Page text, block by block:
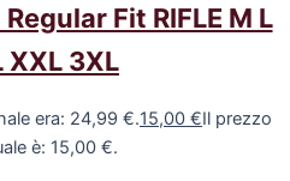
Fit RIFLE M L
XXL 3XL
era: 24,99 €.15,00 €Il prezzo
è: 15,00 €.